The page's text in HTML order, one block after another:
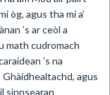
òg, agus tha mi a’
’s ar ceòl a
math cudromach
’s na
agus
sinnsearan